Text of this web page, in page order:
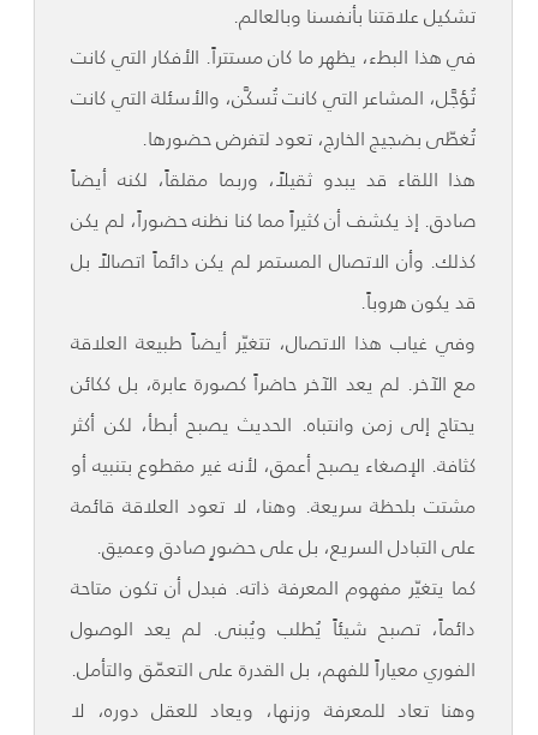
تشكيل علاقتنا بأنفسنا وبالعالم.
في هذا البطء، يظهر ما كان مستتراً. الأفكار التي كانت
تُؤجَّل، المشاعر التي كانت تُسكَّن، والأسئلة التي كانت
تُغطّى بضجيج الخارج، تعود لتفرض حضورها.
هذا اللقاء قد يبدو ثقيلاً، وربما مقلقاً، لكنه أيضاً
صادق. إذ يكشف أن كثيراً مما كنا نظنه حضوراً، لم يكن
كذلك. وأن الاتصال المستمر لم يكن دائماً اتصالاً بل
قد يكون هروباً.
وفي غياب هذا الاتصال، تتغيّر أيضاً طبيعة العلاقة
مع الآخر. لم يعد الآخر حاضراً كصورة عابرة، بل ككائن
يحتاج إلى زمن وانتباه. الحديث يصبح أبطأ، لكن أكثر
كثافة. الإصغاء يصبح أعمق، لأنه غير مقطوع بتنبيه أو
مشتت بلحظة سريعة. وهنا، لا تعود العلاقة قائمة
على التبادل السريع، بل على حضورٍ صادق وعميق.
كما يتغيّر مفهوم المعرفة ذاته. فبدل أن تكون متاحة
دائماً، تصبح شيئاً يُطلب ويُبنى. لم يعد الوصول
الفوري معياراً للفهم، بل القدرة على التعمّق والتأمل.
وهنا تعاد للمعرفة وزنها، ويعاد للعقل دوره، لا